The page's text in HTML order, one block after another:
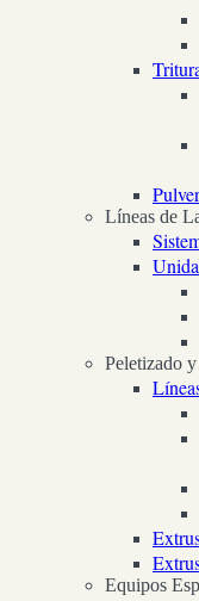
Líneas de
Peletizado
Equipos